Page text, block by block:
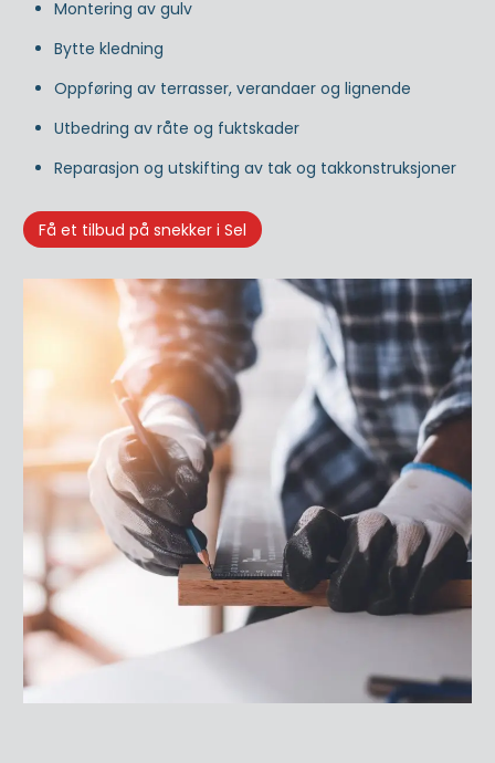
Montering av gulv
Bytte kledning
Oppføring av terrasser, verandaer og lignende
Utbedring av råte og fuktskader
Reparasjon og utskifting av tak og takkonstruksjoner
Få et tilbud på snekker i Sel